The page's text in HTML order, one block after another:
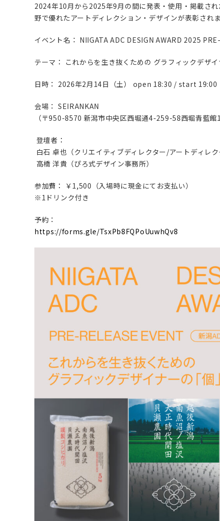
2024年10月から2025年9月の間に発表・使用・掲載さ
野で優れたアートディレクション・デザインが表彰され
イベント名： NIIGATA ADC DESIGN AWARD 2025
テーマ： これからを生き抜くための グラフィックデザ
日時： 2026年2月14日（土） open 18:30 / start
会場： SEIRANKAN
（〒950-8570 新潟市中央区西堀通4-259-58西堀青藍館
登壇者：
白石 卓也（クリエイティブディレクター/アートディレ
高橋 洋貴（ぴろ式デザイン事務所）
参加費： ￥1,500（入場時に現金にてお支払い）
※1ドリンク付き
予約：
https://forms.gle/TsxPb8FQPoUuwhQv8